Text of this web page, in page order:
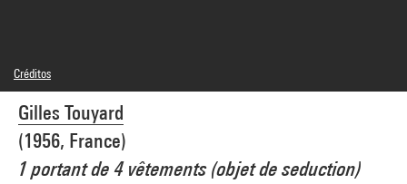
Gilles Touyard
(1956, France)
1 portant de 4 vêtements (objet de seduction)
Créditos
© Gilles Touyard
Créditos fotográficos : Centre Pompidou, MNAM-CCI/Jean-Claude Planchet/Dist.
GrandPalaisRmn
Referencia de la imagen : 4R15866 [1997 CX 0704]
Difusión de la imagen :GrandPalaisRmnPhoto